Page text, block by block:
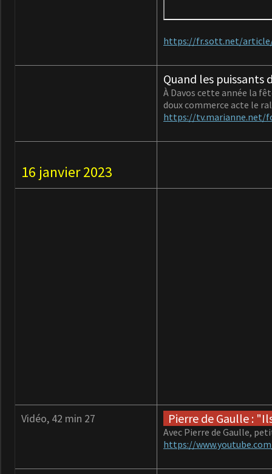
https://fr.sott.net/
Quand les puissants
À Davos cette année la
doux commerce acte le
https://tv.marianne.net/
16 janvier 2023
Vidéo, 42 min 27 Pierre de Gaulle :
Avec Pierre de Gaulle,
https://